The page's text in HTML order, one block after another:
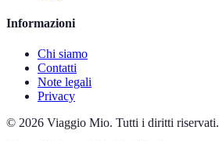
Informazioni
Chi siamo
Contatti
Note legali
Privacy
© 2026 Viaggio Mio. Tutti i diritti riservati.